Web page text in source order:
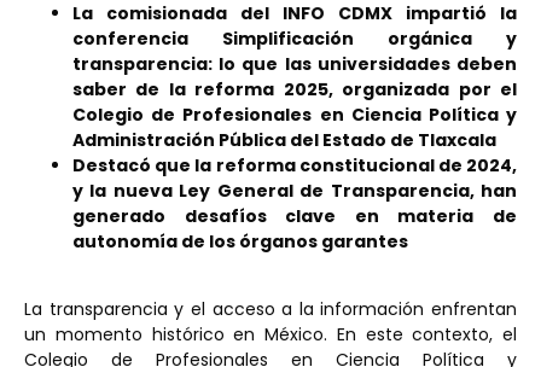
La comisionada del INFO CDMX impartió la
conferencia Simplificación orgánica y
transparencia: lo que las universidades deben
saber de la reforma 2025, organizada por el
Colegio de Profesionales en Ciencia Política y
Administración Pública del Estado de Tlaxcala
Destacó que la reforma constitucional de 2024,
y la nueva Ley General de Transparencia, han
generado desafíos clave en materia de
autonomía de los órganos garantes
La transparencia y el acceso a la información enfrentan
un momento histórico en México. En este contexto, el
Colegio de Profesionales en Ciencia Política y